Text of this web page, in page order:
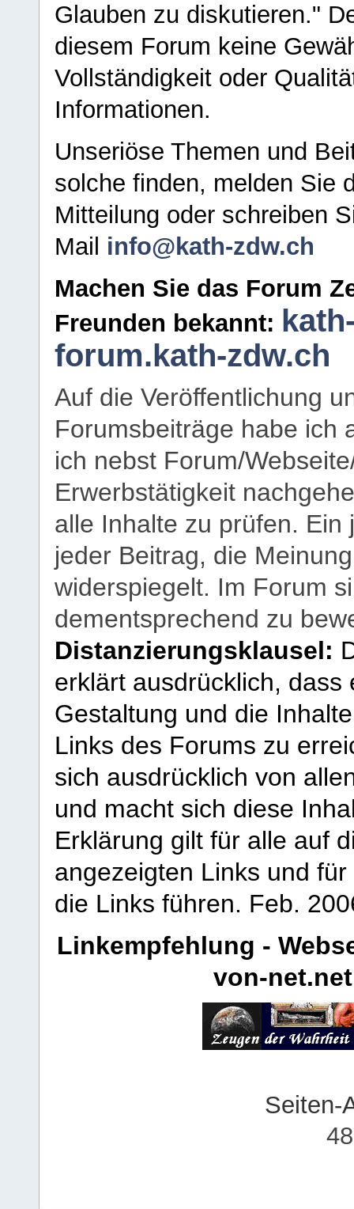
Glauben zu diskutieren."
diesem Forum keine
Vollständigkeit oder
Informationen.
Unseriöse Themen und
solche finden, melden Sie
Mitteilung oder schreiben
Mail info@kath-zdw.ch
Machen Sie das Forum
Freunden bekannt:
forum.kath-zdw.ch
Auf die Veröffentlichung
Forumsbeiträge habe ich
ich nebst Forum/
Erwerbstätigkeit
alle Inhalte zu prüfen.
jeder Beitrag, die
widerspiegelt. Im Forum
dementsprechend zu
Distanzierungsklausel:
erklärt ausdrücklich,
Gestaltung und die
Links des Forums zu
sich ausdrücklich von
und macht sich diese
Erklärung gilt für alle auf
angezeigten Links und
die Links führen. Feb.
Linkempfehlung -
von-net.net
Seiten-